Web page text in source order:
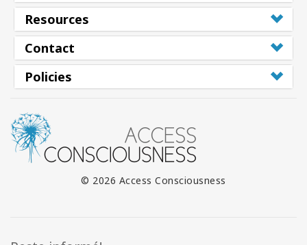
Resources
Contact
Policies
© 2026 Access Consciousness